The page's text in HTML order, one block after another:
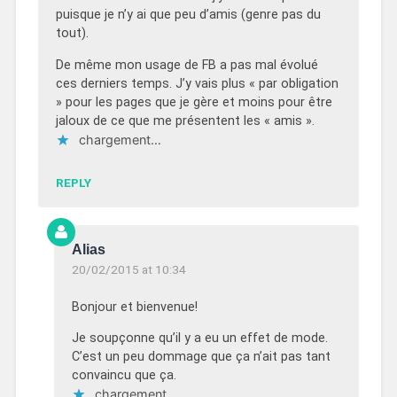
puisque je n’y ai que peu d’amis (genre pas du
tout).
De même mon usage de FB a pas mal évolué
ces derniers temps. J’y vais plus « par obligation
» pour les pages que je gère et moins pour être
jaloux de ce que me présentent les « amis ».
chargement…
REPLY
Alias
20/02/2015 at 10:34
Bonjour et bienvenue!
Je soupçonne qu’il y a eu un effet de mode.
C’est un peu dommage que ça n’ait pas tant
convaincu que ça.